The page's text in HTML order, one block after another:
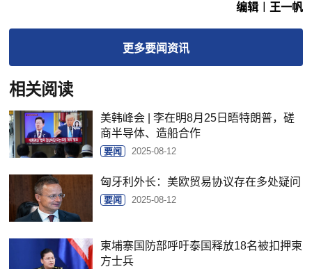
编辑︱王一帆
更多要闻资讯
相关阅读
美韩峰会 | 李在明8月25日晤特朗普，磋
商半导体、造船合作
要闻 2025-08-12
匈牙利外长：美欧贸易协议存在多处疑问
要闻 2025-08-12
柬埔寨国防部呼吁泰国释放18名被扣押柬
方士兵